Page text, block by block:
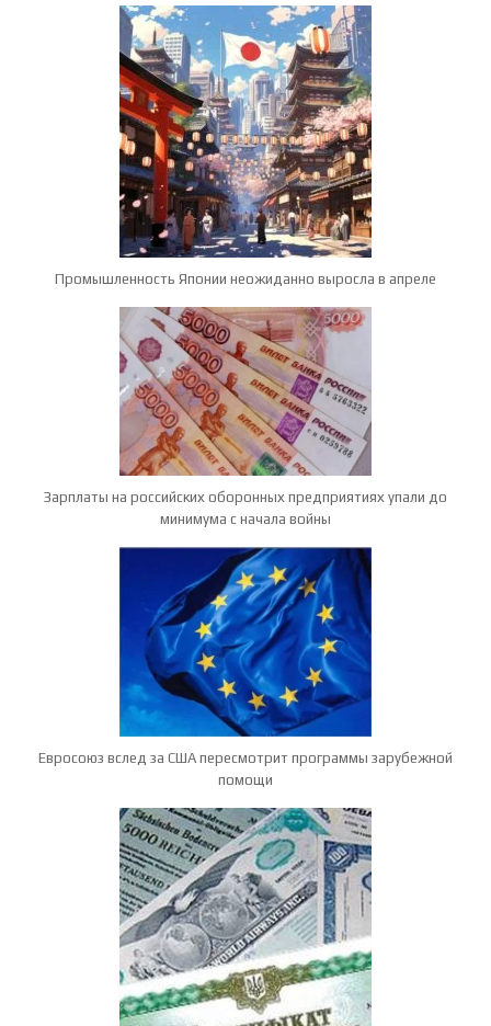
Промышленность Японии неожиданно выросла в апреле
Зарплаты на российских оборонных предприятиях упали до
минимума с начала войны
Евросоюз вслед за США пересмотрит программы зарубежной
помощи